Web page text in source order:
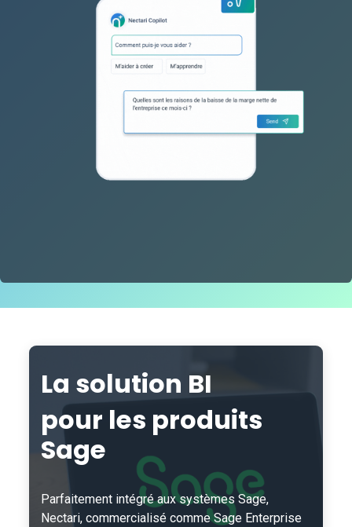
La solution BI
pour les produits
Sage
Parfaitement intégré aux systèmes Sage,
Nectari, commercialisé comme Sage Enterprise